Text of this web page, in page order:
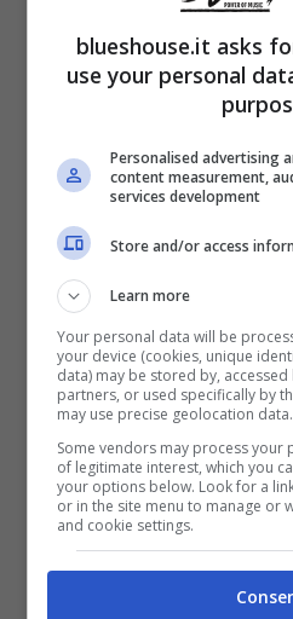
Come dovrebbe sempre
figliodovrebbe
sensazioni positive.
cambiamento.
essere una scelta
E per lei diventare
provare la fatica vera.
anche quando si è
pannolini, pianti
assolutamente zero,
cui dovrebbe essere
quella di procedere con
blueshouse.it asks
use your personal
Personalised advertising
content measurement,
services development
Store and/or access
Learn more
Your personal data will be
your device (cookies, unique
data) may be stored by,
partners, or used specifically by
may use precise geolocation data.
Some vendors may process your
of legitimate interest, which you
your options below. Look for a
or in the site menu to manage or
and cookie settings.